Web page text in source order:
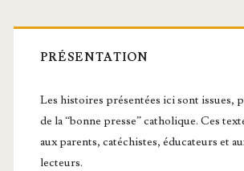
Barre
latérale
principale
PRÉSENTATION
Les histoires présentées ici sont issues,
de la “bonne presse” catholique. Ces
aux parents, catéchistes, éducateurs et
lecteurs.